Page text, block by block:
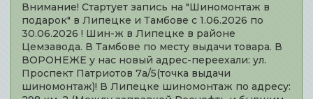
Внимание! Стартует запись на "Шиномонтаж в
подарок" в Липецке и Тамбове с 1.06.2026 по
30.06.2026 ! Шин-ж в Липецке в районе
Цемзавода. В Тамбове по месту выдачи товара. В
ВОРОНЕЖЕ у нас новый адрес-переехали: ул.
Проспект Патриотов 7а/5(точка выдачи
шиномонтаж)! В Липецке шиномонтаж по адресу: